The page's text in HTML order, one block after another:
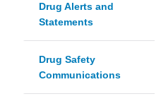
Drug Alerts and
Statements
Drug Safety
Communications